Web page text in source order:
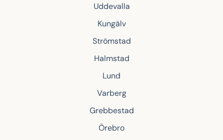
Uddevalla
Kungälv
Strömstad
Halmstad
Lund
Varberg
Grebbestad
Örebro